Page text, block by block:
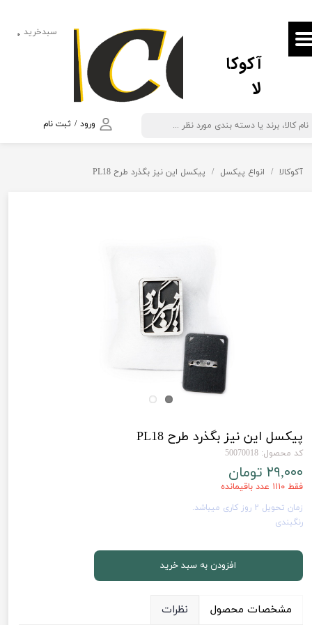
آکوکا
لا
ورود / ثبت نام
حساب کاربری من
تغییر گذر واژه
خروج از حساب کاربری
۰ سبدخرید
آکوکالا انواع پیکسل پیکسل این نیز بگذرد طرح PL18
پیکسل این نیز بگذرد طرح PL18
کد محصول: 50070018
۲۹,۰۰۰ تومان
فقط ۱۱۱۰ عدد باقیمانده
زمان تحویل 2 روز کاری میباشد.
رنگبندی
افزودن به سبد خرید
مشخصات محصول نظرات